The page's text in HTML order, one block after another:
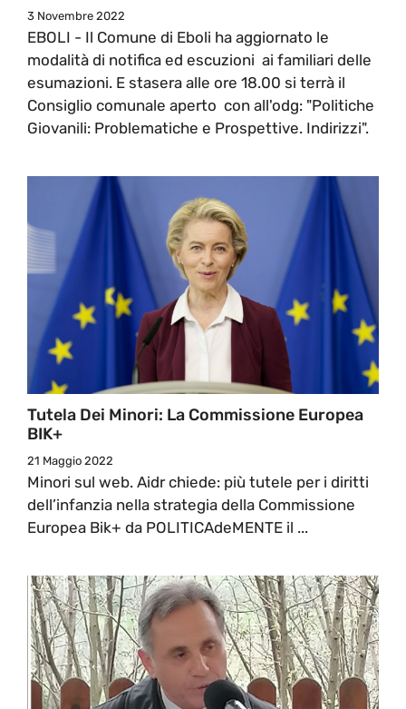
3 Novembre 2022
EBOLI - Il Comune di Eboli ha aggiornato le
modalità di notifica ed escuzioni ai familiari delle
esumazioni. E stasera alle ore 18.00 si terrà il
Consiglio comunale aperto con all'odg: "Politiche
Giovanili: Problematiche e Prospettive. Indirizzi".
Tutela Dei Minori: La Commissione Europea
BIK+
21 Maggio 2022
Minori sul web. Aidr chiede: più tutele per i diritti
dell’infanzia nella strategia della Commissione
Europea Bik+ da POLITICAdeMENTE il ...